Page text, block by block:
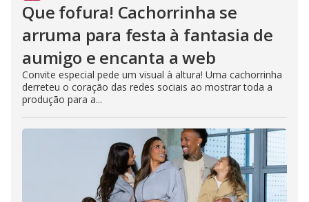
Que fofura! Cachorrinha se
arruma para festa à fantasia de
aumigo e encanta a web
Convite especial pede um visual à altura! Uma cachorrinha
derreteu o coração das redes sociais ao mostrar toda a
produção para a...